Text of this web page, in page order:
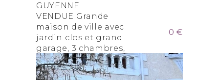
GUYENNE
VENDUE Grande
maison de ville avec
jardin clos et grand
garage, 3 chambres,
un bureau et 2 salles
d’eau
0 €